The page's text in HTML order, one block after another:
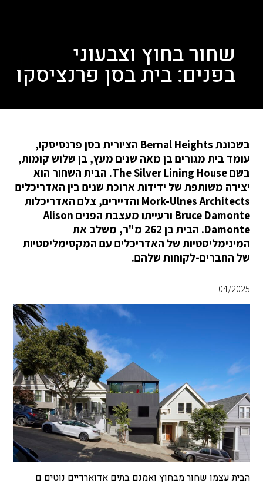
שחור בחוץ וצבעוני
בפנים: בית בסן פרנציסקו
בשכונת Bernal Heights הציורית בסן פרנסיסקו,
עומד בית מגורים בן מאה שנים מעץ, בן שלוש קומות,
בשם The Silver Lining House. הבית השחור הוא
יצירה משותפת של ידידות ארוכת שנים בין האדריכלים
Mork-Ulnes Architects והדיירים, צלם האדריכלות
Bruce Damonte ורעייתו מעצבת הפנים Alison
Damonte. הבית בן 262 מ"ר, משלב את
המינימליסטיות של האדריכלים עם המקסימליסטיות
של החברים-לקוחות שלהם.
04/2025
הבית עצמו שחור מבחוץ ואמנם בתים אדוארדיים נוטים ם